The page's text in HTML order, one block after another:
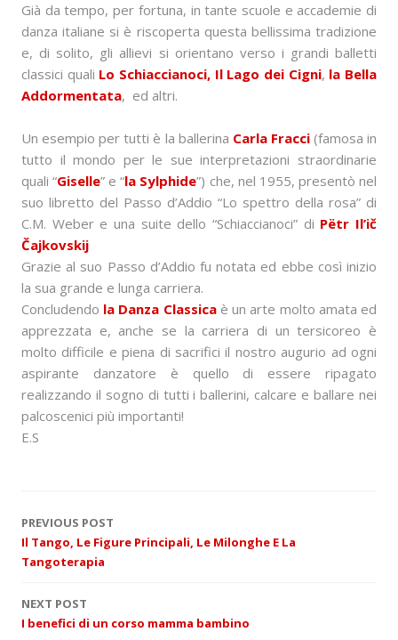
Già da tempo, per fortuna, in tante scuole e accademie di
danza italiane si è riscoperta questa bellissima tradizione
e, di solito, gli allievi si orientano verso i grandi balletti
classici quali Lo Schiaccianoci, Il Lago dei Cigni, la Bella
Addormentata, ed altri.
Un esempio per tutti è la ballerina Carla Fracci(famosa in
tutto il mondo per le sue interpretazioni straordinarie
quali “Giselle” e “la Sylphide”) che, nel 1955, presentò nel
suo libretto del Passo d’Addio “Lo spettro della rosa” di
C.M. Weber e una suite dello “Schiaccianoci” di Pëtr Il’ič
Čajkovskij
Grazie al suo Passo d’Addio fu notata ed ebbe così inizio
la sua grande e lunga carriera.
Concludendo la Danza Classicaè un arte molto amata ed
apprezzata e, anche se la carriera di un tersicoreo è
molto difficile e piena di sacrifici il nostro augurio ad ogni
aspirante danzatore è quello di essere ripagato
realizzando il sogno di tutti i ballerini, calcare e ballare nei
palcoscenici più importanti!
E.S
P
o
s
PREVIOUS POST
Il Tango, Le Figure Principali, Le Milonghe E La
Tangoterapia
NEXT POST
I benefici di un corso mamma bambino